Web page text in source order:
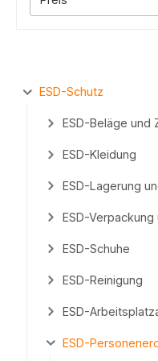
ESD-Schutz
ESD-Beläge und
ESD-Kleidung
ESD-Lagerung
ESD-Verpackung
ESD-Schuhe
ESD-Reinigung
ESD-
ESD-